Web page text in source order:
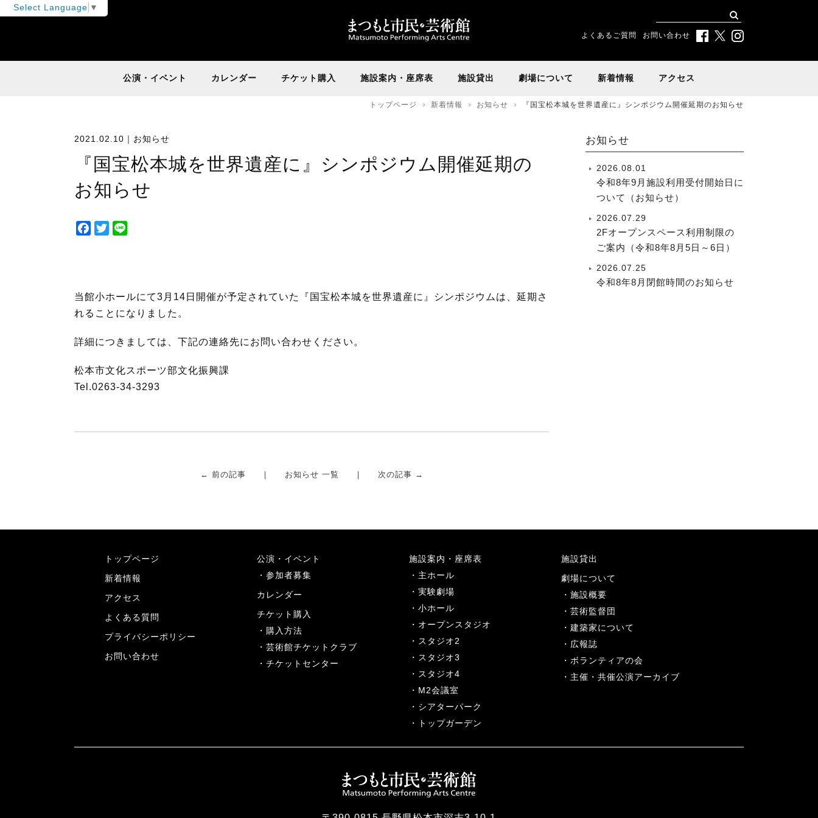
Select Language ▼
よくあるご質問 お問い合わせ
公演・イベント カレンダー チケット購入 施設案内・座席表 施設貸出 劇場について 新着情報 アクセス
トップページ 新着情報 お知らせ 『国宝松本城を世界遺産に』シンポジウム開催延期のお知らせ
2021.02.10｜ お知らせ
『国宝松本城を世界遺産に』シンポジウム開催延期の
お知らせ
F
o
o
T
e
r
当館小ホールにて3月14日開催が予定されていた『国宝松本城を世界遺産に』シンポジウムは、延期さ
れることになりました。
詳細につきましては、下記の連絡先にお問い合わせください。
松本市文化スポーツ部文化振興課
Tel.0263-34-3293
← 前の記事 お知らせ 一覧 次の記事 →
お知らせ
2026.08.01
令和8年9月施設利用受付開始日に
ついて（お知らせ）
2026.07.29
2Fオープンスペース利用制限の
ご案内（令和8年8月5日～6日）
2026.07.25
令和8年8月閉館時間のお知らせ
トップページ
新着情報
アクセス
よくある質問
プライバシーポリシー
お問い合わせ
公演・イベント
参加者募集
カレンダー
チケット購入
購入方法
芸術館チケットクラブ
チケットセンター
施設案内・座席表
主ホール
実験劇場
小ホール
オープンスタジオ
スタジオ2
スタジオ3
スタジオ4
M2会議室
シアターパーク
トップガーデン
施設貸出
劇場について
施設概要
芸術監督団
建築家について
広報誌
ボランティアの会
主催・共催公演アーカイブ